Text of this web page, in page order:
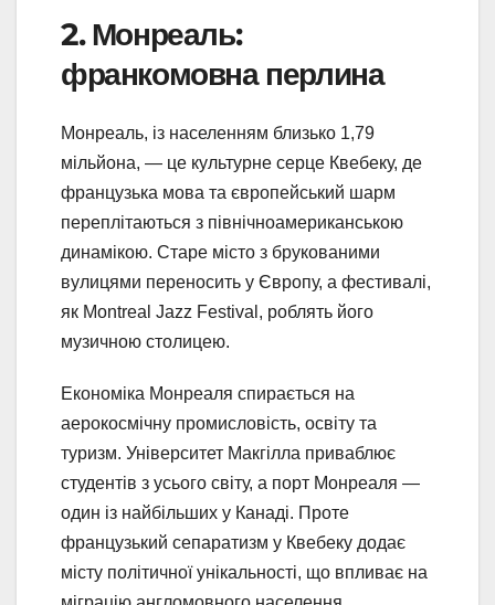
2. Монреаль:
франкомовна перлина
Монреаль, із населенням близько 1,79
мільйона, — це культурне серце Квебеку, де
французька мова та європейський шарм
переплітаються з північноамериканською
динамікою. Старе місто з брукованими
вулицями переносить у Європу, а фестивалі,
як Montreal Jazz Festival, роблять його
музичною столицею.
Економіка Монреаля спирається на
аерокосмічну промисловість, освіту та
туризм. Університет Макгілла приваблює
студентів з усього світу, а порт Монреаля —
один із найбільших у Канаді. Проте
французький сепаратизм у Квебеку додає
місту політичної унікальності, що впливає на